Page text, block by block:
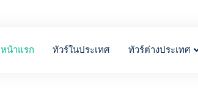
หน้าแรก ทัวร์ในประเทศ ทัวร์ต่างประเทศ